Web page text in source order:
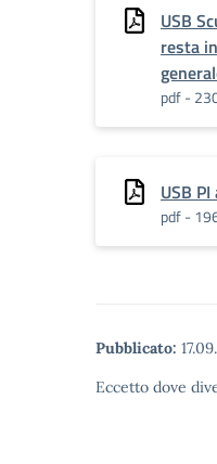
USB
resta
pdf -
USB
pdf -
Pubblicato:
Eccetto dove